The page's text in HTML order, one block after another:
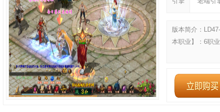
版本简介：
本职业】：6职